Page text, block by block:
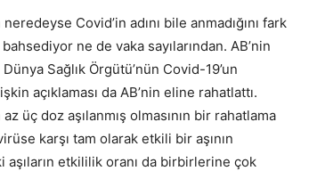
Covid’in adını bile anmadığını fark
ne de vaka sayılarından. AB’nin
Sağlık Örgütü’nün Covid-19’un
açıklaması da AB’nin eline rahatlattı.
üç doz aşılanmış olmasının bir rahatlama
karşı tam olarak etkili bir aşının
aşıların etkililik oranı da birbirlerine çok